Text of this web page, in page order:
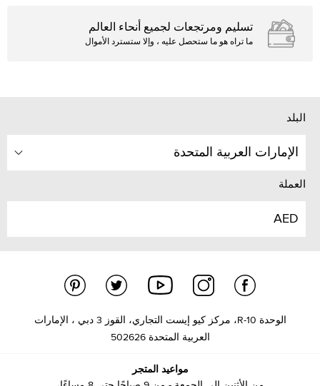
تسليم ومرتجعات لجميع أنحاء العالم
ما تراه هو ما ستحصل عليه ، وإلا ستسترد الأموال
البلد
الإمارات العربية المتحدة
العملة
AED
الوحدة R-10، مركز كيو إيست التجاري، القوز 3 دبي ، الإمارات
العربية المتحدة 502626
مواعيد المتجر